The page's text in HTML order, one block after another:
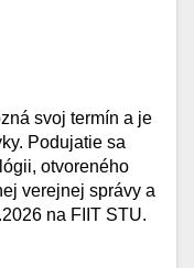
svoj termín a je
Podujatie sa
otvoreného
verejnej správy a
na FIIT STU.